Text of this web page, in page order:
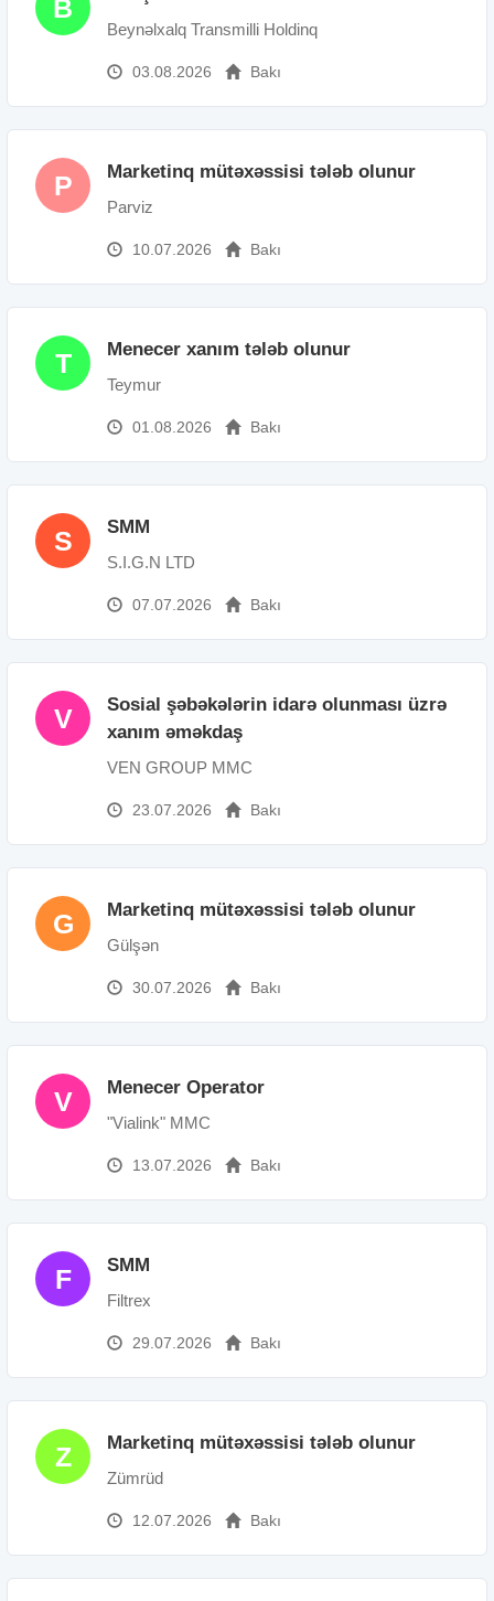
B
Beynəlxalq Transmilli Holdinq
03.08.2026 Bakı
P Marketinq mütəxəssisi tələb olunur
Parviz
10.07.2026 Bakı
T Menecer xanım tələb olunur
Teymur
01.08.2026 Bakı
S SMM
S.I.G.N LTD
07.07.2026 Bakı
V
Sosial şəbəkələrin idarə olunması üzrə
xanım əməkdaş
VEN GROUP MMC
23.07.2026 Bakı
G Marketinq mütəxəssisi tələb olunur
Gülşən
30.07.2026 Bakı
V Menecer Operator
"Vialink" MMC
13.07.2026 Bakı
F SMM
Filtrex
29.07.2026 Bakı
Z Marketinq mütəxəssisi tələb olunur
Zümrüd
12.07.2026 Bakı